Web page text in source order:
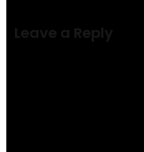
Leave a Reply